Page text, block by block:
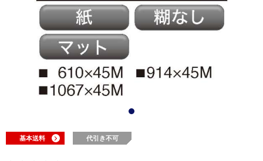
基本送料 代引き不可